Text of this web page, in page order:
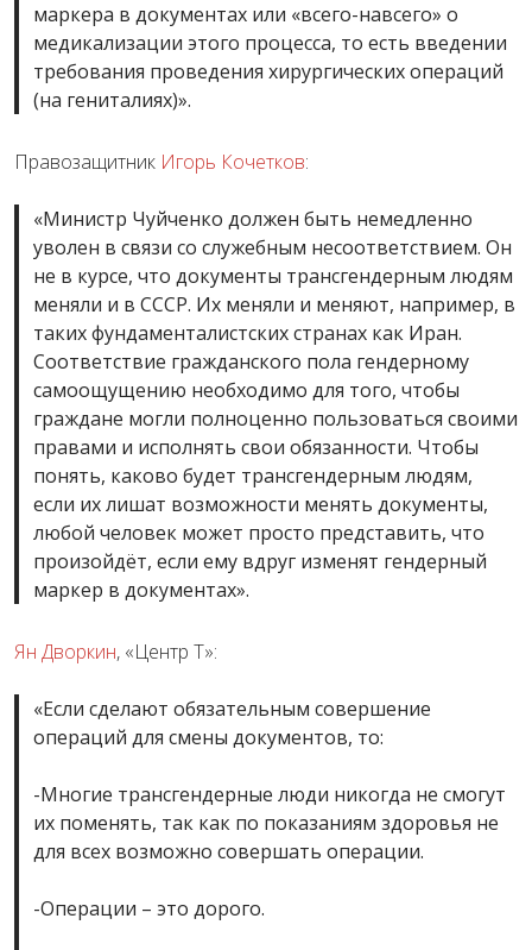
маркера в документах или «всего-навсего» о
медикализации этого процесса, то есть введении
требования проведения хирургических операций
(на гениталиях)».
Правозащитник Игорь Кочетков:
«Министр Чуйченко должен быть немедленно
уволен в связи со служебным несоответствием. Он
не в курсе, что документы трансгендерным людям
меняли и в СССР. Их меняли и меняют, например, в
таких фундаменталистских странах как Иран.
Соответствие гражданского пола гендерному
самоощущению необходимо для того, чтобы
граждане могли полноценно пользоваться своими
правами и исполнять свои обязанности. Чтобы
понять, каково будет трансгендерным людям,
если их лишат возможности менять документы,
любой человек может просто представить, что
произойдёт, если ему вдруг изменят гендерный
маркер в документах».
Ян Дворкин, «Центр Т»:
«Если сделают обязательным совершение
операций для смены документов, то:
-Многие трансгендерные люди никогда не смогут
их поменять, так как по показаниям здоровья не
для всех возможно совершать операции.
-Операции – это дорого.